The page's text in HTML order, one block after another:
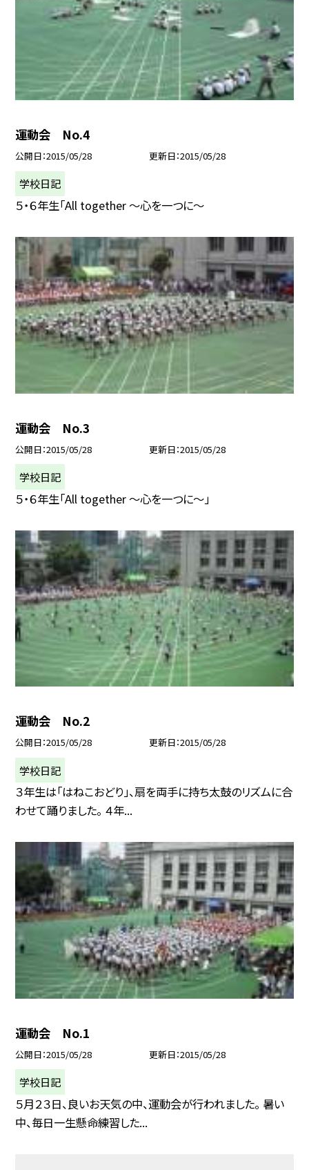
運動会 No.4
公開日 2015/05/28 更新日 2015/05/28
学校日記
５・６年生「All together 〜心を一つに〜
運動会 No.3
公開日 2015/05/28 更新日 2015/05/28
学校日記
５・６年生「All together 〜心を一つに〜」
運動会 No.2
公開日 2015/05/28 更新日 2015/05/28
学校日記
３年生は「はねこおどり」、扇を両手に持ち太鼓のリズムに合
わせて踊りました。 ４年...
運動会 No.1
公開日 2015/05/28 更新日 2015/05/28
学校日記
５月２３日、良いお天気の中、運動会が行われました。 暑い
中、毎日一生懸命練習した...